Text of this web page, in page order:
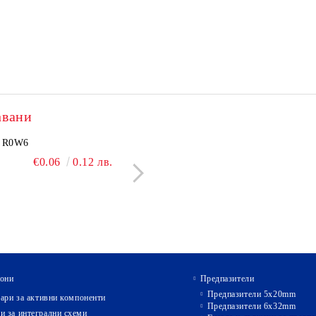
€3.60 7.04 лв.
R0W6
€0.06 0.12 лв.
за активни компоненти
за интегрални схеми
Предпазители
Предпазители 5х20mm
Предпазители 6х32mm